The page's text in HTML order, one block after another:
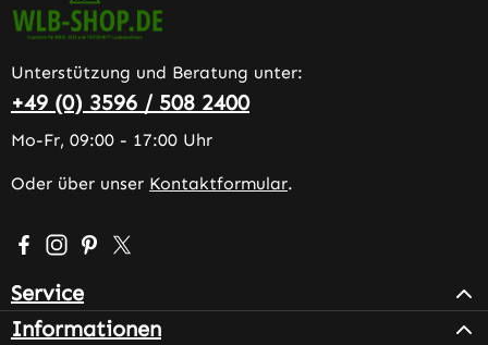
Unterstützung und Beratung unter:
+49 (0) 3596 / 508 2400
Mo-Fr, 09:00 - 17:00 Uhr
Oder über unser Kontaktformular.
Besuche uns auf Facebook – öffnet in neuem Tab
Schau auf Instagram vorbei – öffnet in neuem Tab
Lass dich auf Pinterest inspirieren – öffnet in
Folge uns auf X – öffnet in neuem Tab
Service
Informationen